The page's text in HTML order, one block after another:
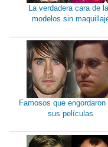
La verdadera cara de
modelos sin
Famosos que engordaron
sus películas